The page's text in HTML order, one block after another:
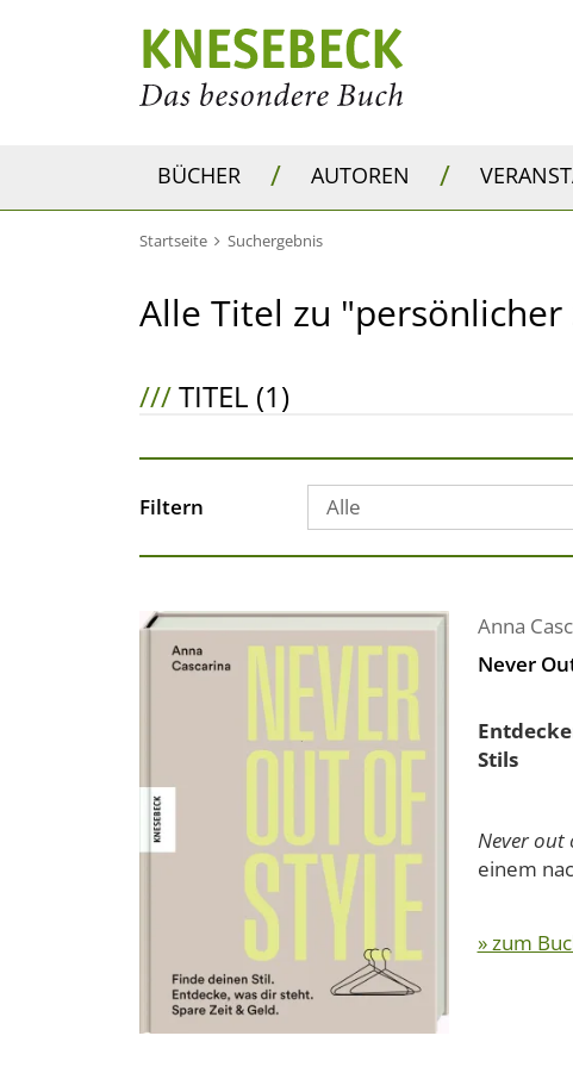
BÜCHER / AUTOREN /
Startseite Suchergebnis
Alle Titel zu "persönlicher
///TITEL (1)
Filtern Alle
Anna
Never
Stils
Never out
einem
» zum